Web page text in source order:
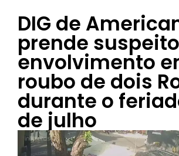
DIG de
prende
envolvimento
roubo de dois
durante o
de julho